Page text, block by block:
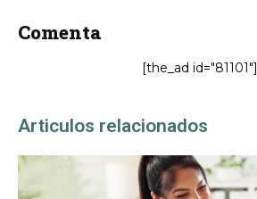
Comenta
[the_ad id="81101"]
Articulos relacionados